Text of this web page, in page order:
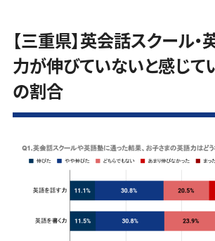
【三重県】英会話スクール
力が伸びていないと感じて
の割合